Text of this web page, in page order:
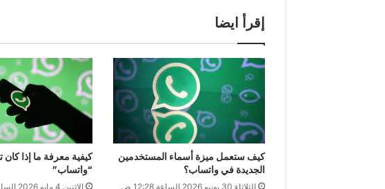
إقرأ ايضا
كيف ستعمل ميزة أسماء المستخدمين
الجديدة في واتساب؟
الثلاثاء 30 يونيو 2026 الساعة 12:28 ص
كيفية معرفة ما إذا
“واتساب”
الإثنين 4 مايو 2026 الساعة 11:40 م